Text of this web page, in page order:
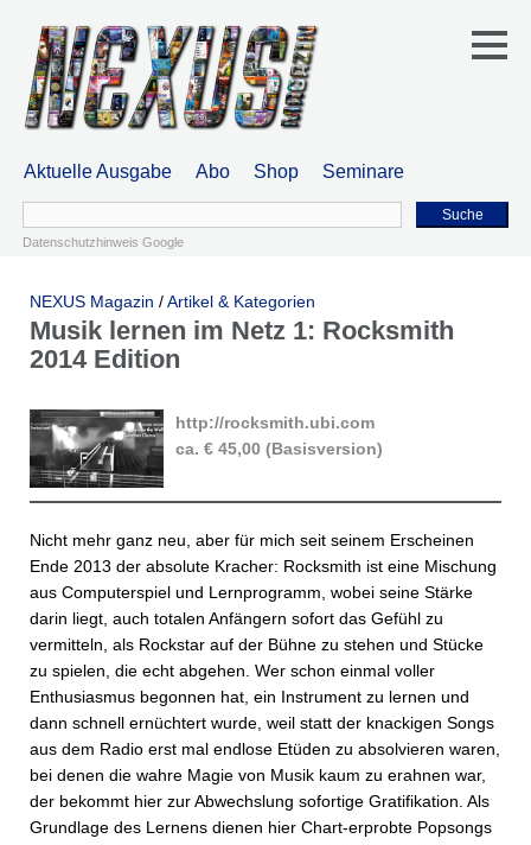
Aktuelle Ausgabe Abo Shop Seminare
Suche
Datenschutzhinweis Google
NEXUS Magazin /Artikel & Kategorien
Musik lernen im Netz 1: Rocksmith
2014 Edition
http://rocksmith.ubi.com
ca. € 45,00 (Basisversion)
Nicht mehr ganz neu, aber für mich seit seinem Erscheinen
Ende 2013 der absolute Kracher: Rocksmith ist eine Mischung
aus Computerspiel und Lernprogramm, wobei seine Stärke
darin liegt, auch totalen Anfängern sofort das Gefühl zu
vermitteln, als Rockstar auf der Bühne zu stehen und Stücke
zu spielen, die echt abgehen. Wer schon einmal voller
Enthusiasmus begonnen hat, ein Instrument zu lernen und
dann schnell ernüchtert wurde, weil statt der knackigen Songs
aus dem Radio erst mal endlose Etüden zu absolvieren waren,
bei denen die wahre Magie von Musik kaum zu erahnen war,
der bekommt hier zur Abwechslung sofortige Gratifikation. Als
Grundlage des Lernens dienen hier Chart-erprobte Popsongs